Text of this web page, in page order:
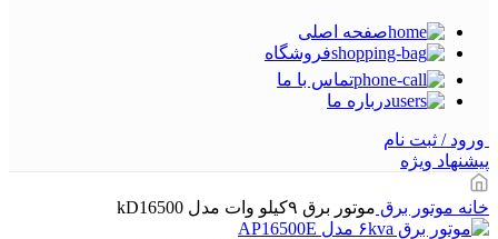
صفحه اصلی
فروشگاه
تماس با ما
درباره ما
ورود / ثبت نام
پیشنهاد ویژه
خانه موتور برق موتور برق ۹کیلو وات مدل kD16500